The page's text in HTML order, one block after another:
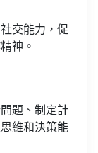
交能力，促
神。
題、制定計
維和決策能